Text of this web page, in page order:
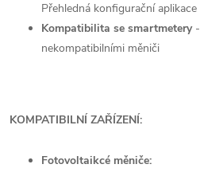
Přehledná konfigurační
Kompatibilita se smartmetery
nekompatibilními měniči
KOMPATIBILNÍ ZAŘÍZENÍ:
Fotovoltaikcé měniče: